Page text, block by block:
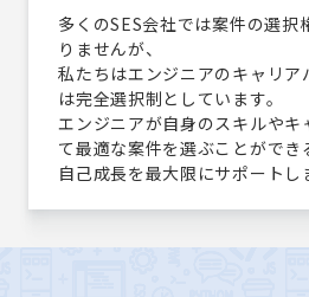
多くのSES会社では案件の選択
りませんが、
私たちはエンジニアのキャリア
は完全選択制としています。
エンジニアが自身のスキルやキ
て最適な案件を選ぶことができ
自己成長を最大限にサポートし